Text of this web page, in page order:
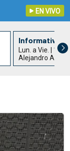
EN VIVO
Informativo
Lun. a Vie. | 13 hs
Alejandro Acle